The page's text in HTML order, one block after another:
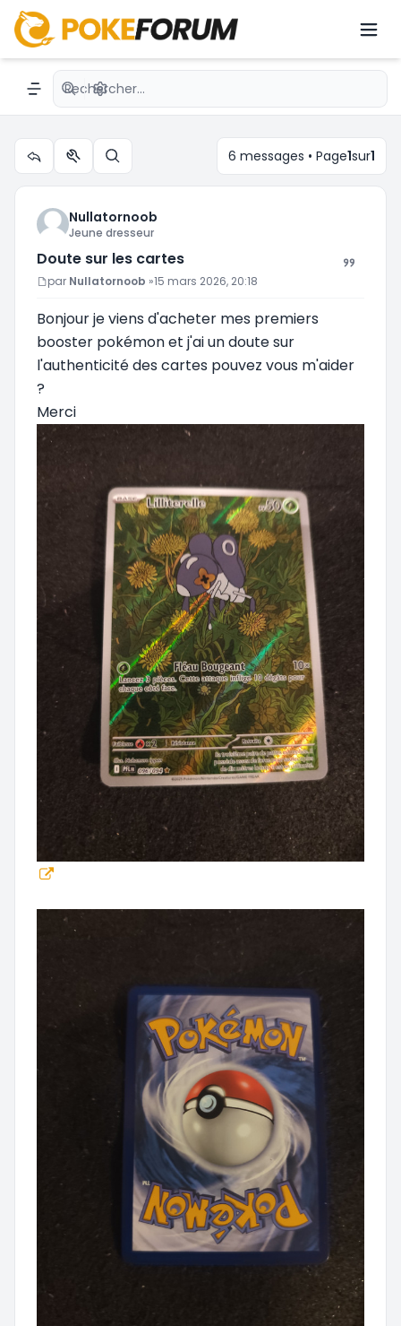
Doute sur les cartes
Navigation menu
Recherche avancée
Outils du sujet
Rechercher 6 messages • Page1sur1
Nullatornoob
Jeune dresseur
Doute sur les cartes
Message
par Nullatornoob »15 mars 2026, 20:18
Bonjour je viens d'acheter mes premiers
booster pokémon et j'ai un doute sur
l'authenticité des cartes pouvez vous m'aider
?
Merci